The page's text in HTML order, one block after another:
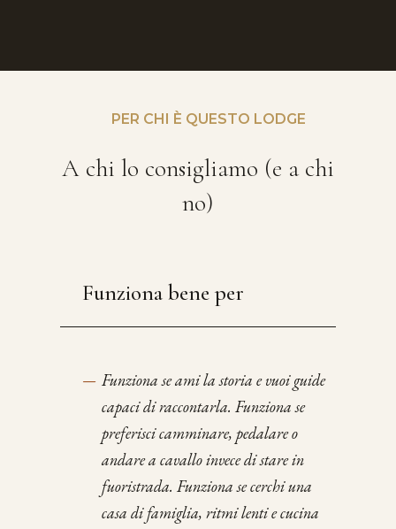
PER CHI È QUESTO LODGE
A chi lo consigliamo (e a chi
no)
Funziona bene per
— Funziona se ami la storia e vuoi guide
capaci di raccontarla. Funziona se
preferisci camminare, pedalare o
andare a cavallo invece di stare in
fuoristrada. Funziona se cerchi una
casa di famiglia, ritmi lenti e cucina